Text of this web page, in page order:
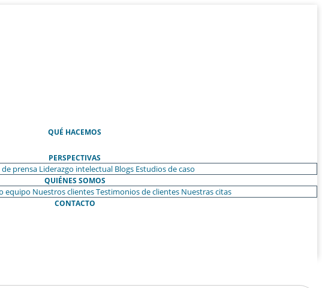
QUÉ HACEMOS
PERSPECTIVAS
prensa Liderazgo intelectual Blogs Estudios de caso
QUIÉNES SOMOS
equipo Nuestros clientesTestimonios de clientes Nuestras citas
CONTACTO